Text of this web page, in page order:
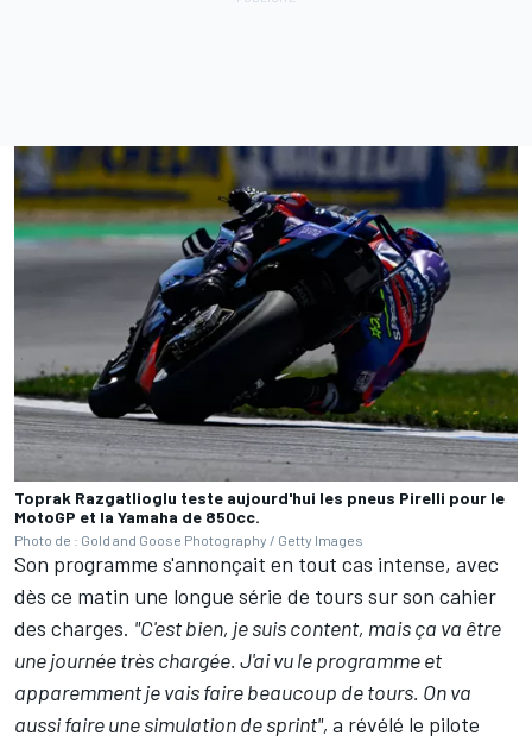
Toprak Razgatlioglu teste aujourd'hui les pneus Pirelli pour le
MotoGP et la Yamaha de 850cc.
Photo de : Gold and Goose Photography / Getty Images
Son programme s'annonçait en tout cas intense, avec
dès ce matin une longue série de tours sur son cahier
des charges. "C'est bien, je suis content, mais ça va être
une journée très chargée. J'ai vu le programme et
apparemment je vais faire beaucoup de tours. On va
aussi faire une simulation de sprint", a révélé le pilote